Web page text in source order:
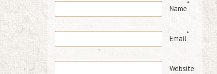
Name*
Email*
Website